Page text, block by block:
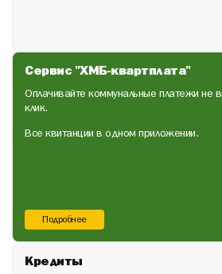
Сервис "ХМБ-квартплата"
Оплачивайте коммунальные платежи не
клик.
Все квитанции в одном приложении.
Подробнее
Кредиты